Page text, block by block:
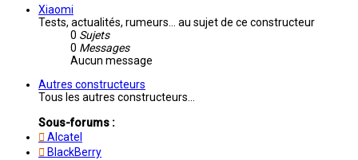
Xiaomi
Tests, actualités, rumeurs... au sujet de ce constructeur
0 Sujets
0 Messages
Aucun message
Autres constructeurs
Tous les autres constructeurs...
Sous-forums :
Alcatel
BlackBerry